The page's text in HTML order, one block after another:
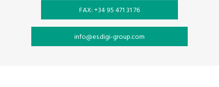
FAX: +34 95 471 31 76
info@es.digi-group.com